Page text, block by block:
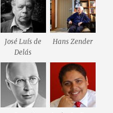
José Luís de
Delás
Hans Zender